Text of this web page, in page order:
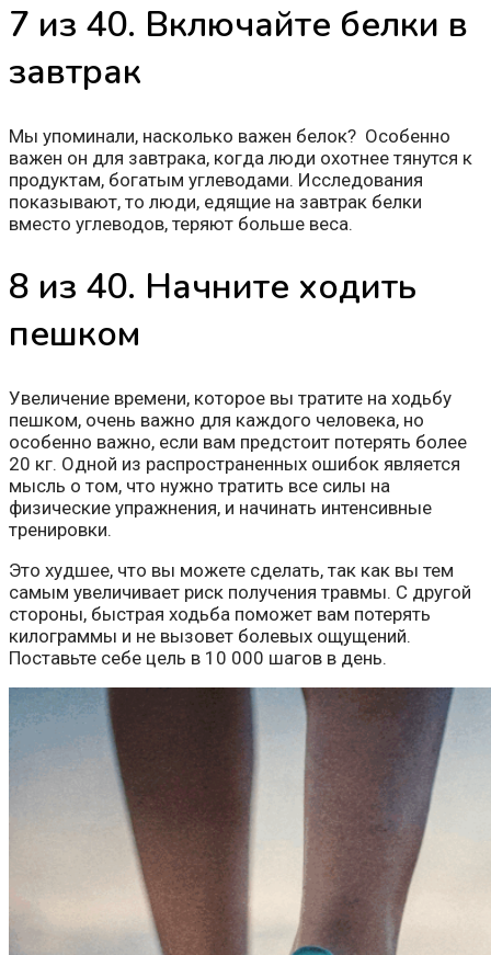
7 из 40. Включайте белки в
завтрак
Мы упоминали, насколько важен белок? Особенно
важен он для завтрака, когда люди охотнее тянутся к
продуктам, богатым углеводами. Исследования
показывают, то люди, едящие на завтрак белки
вместо углеводов, теряют больше веса.
8 из 40. Начните ходить
пешком
Увеличение времени, которое вы тратите на ходьбу
пешком, очень важно для каждого человека, но
особенно важно, если вам предстоит потерять более
20 кг. Одной из распространенных ошибок является
мысль о том, что нужно тратить все силы на
физические упражнения, и начинать интенсивные
тренировки.
Это худшее, что вы можете сделать, так как вы тем
самым увеличивает риск получения травмы. С другой
стороны, быстрая ходьба поможет вам потерять
килограммы и не вызовет болевых ощущений.
Поставьте себе цель в 10 000 шагов в день.